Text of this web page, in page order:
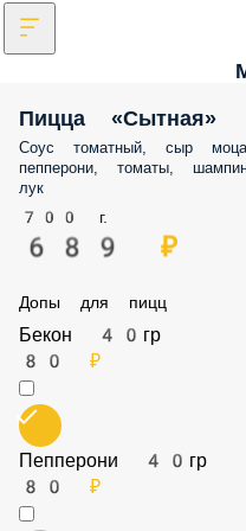
Пицца «Сытная»
Соус томатный, сыр
томаты, шампиньоны,
700 г.
689 ₽
Бекон 40гр
80 ₽
Пепперони 40гр